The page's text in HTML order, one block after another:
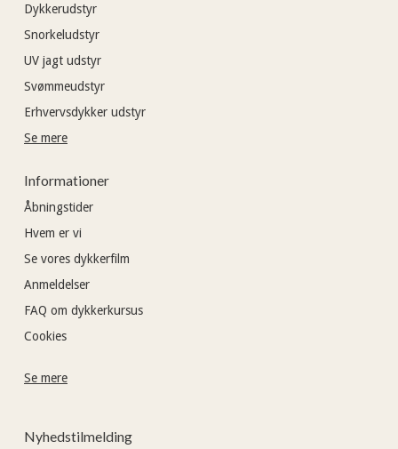
Dykkerudstyr
Snorkeludstyr
UV jagt udstyr
Svømmeudstyr
Erhvervsdykker udstyr
Se mere
Informationer
Åbningstider
Hvem er vi
Se vores dykkerfilm
Anmeldelser
FAQ om dykkerkursus
Cookies
Se mere
Nyhedstilmelding